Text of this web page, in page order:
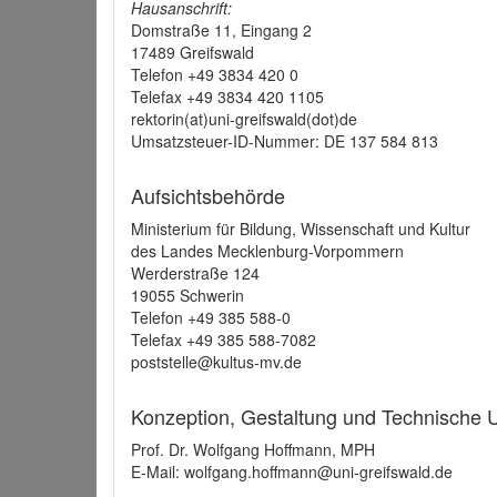
Hausanschrift:
Domstraße 11, Eingang 2
17489 Greifswald
Telefon +49 3834 420 0
Telefax +49 3834 420 1105
rektorin(at)uni-greifswald(dot)de
Umsatzsteuer-ID-Nummer: DE 137 584 813
Aufsichtsbehörde
Ministerium für Bildung, Wissenschaft und Kultur
des Landes Mecklenburg-Vorpommern
Werderstraße 124
19055 Schwerin
Telefon +49 385 588-0
Telefax +49 385 588-7082
poststelle@kultus-mv.de
Konzeption, Gestaltung und Technische
Prof. Dr. Wolfgang Hoffmann, MPH
E-Mail: wolfgang.hoffmann@uni-greifswald.de